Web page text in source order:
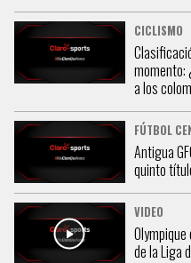
CICLISMO
momento:
a los
FÚTBOL
Antigua
quinto
VIDEO
de la Liga